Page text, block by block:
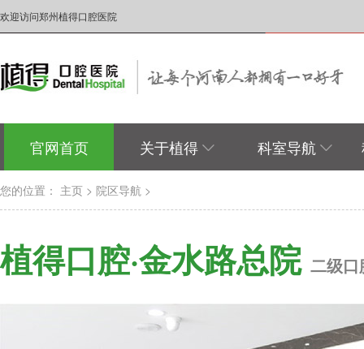
欢迎访问郑州植得口腔医院
官网首页 关于植得 科室导航
您的位置： 主页 > 院区导航 >
植得口腔·金水路总院 二级